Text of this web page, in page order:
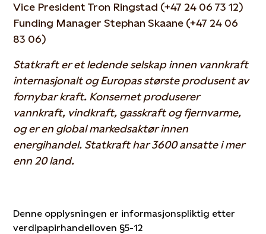
Vice President Tron Ringstad (+47 24 06 73 12)
Funding Manager Stephan Skaane (+47 24 06
83 06)
Statkraft er et ledende selskap innen vannkraft
internasjonalt og Europas største produsent av
fornybar kraft. Konsernet produserer
vannkraft, vindkraft, gasskraft og fjernvarme,
og er en global markedsaktør innen
energihandel. Statkraft har 3600 ansatte i mer
enn 20 land.
Denne opplysningen er informasjonspliktig etter
verdipapirhandelloven §5-12